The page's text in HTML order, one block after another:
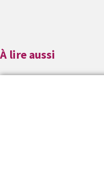
À lire aussi